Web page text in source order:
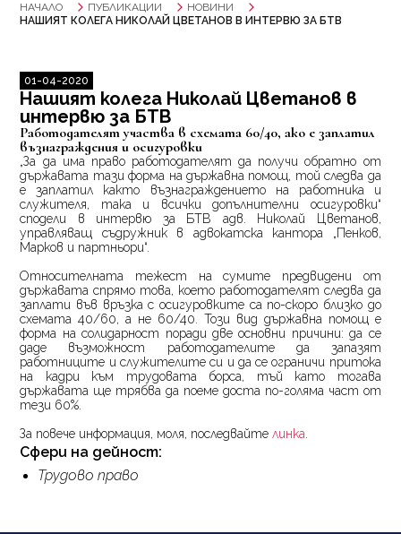
НАЧАЛО ПУБЛИКАЦИИ
НОВИНИ
НАШИЯТ КОЛЕГА НИКОЛАЙ ЦВЕТАНОВ В ИНТЕРВЮ ЗА БТВ
01-04-2020
Нашият колега Николай Цветанов в
интервю за БТВ
Работодателят участва в схемата 60/40, ако е заплатил
възнаграждения и осигуровки
„За да има право работодателят да получи обратно от
държавата тази форма на държавна помощ, той следва да
е заплатил както възнаграждението на работника и
служителя, така и всички допълнителни осигуровки“
сподели в интервю за БТВ адв. Николай Цветанов,
управляващ съдружник в адвокатска кантора „Пенков,
Марков и партньори“.
Относителната тежест на сумите предвидени от
държавата спрямо това, което работодателят следва да
заплати във връзка с осигуровките са по-скоро близко до
схемата 40/60, а не 60/40. Този вид държавна помощ е
форма на солидарност поради две основни причини: да се
даде възможност работодателите да запазят
работниците и служителите си и да се ограничи притока
на кадри към трудовата борса, тъй като тогава
държавата ще трябва да поеме доста по-голяма част от
тези 60%.
За повече информация, моля, последвайте линка
Сфери на дейност:
Трудово право